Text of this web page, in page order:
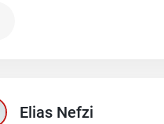
Elias Nefzi